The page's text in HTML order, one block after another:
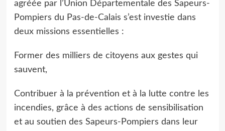
agréée par l’Union Départementale des Sapeurs-
Pompiers du Pas-de-Calais s’est investie dans
deux missions essentielles :
Former des milliers de citoyens aux gestes qui
sauvent,
Contribuer à la prévention et à la lutte contre les
incendies, grâce à des actions de sensibilisation
et au soutien des Sapeurs-Pompiers dans leur